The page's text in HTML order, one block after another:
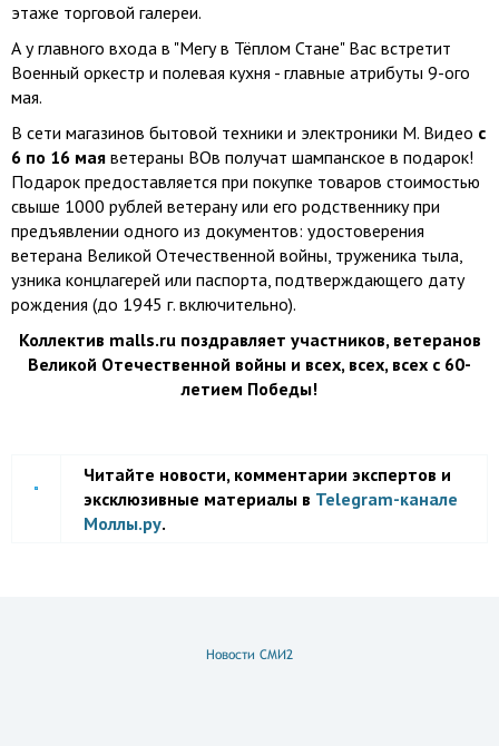
этаже торговой галереи.
А у главного входа в "Мегу в Тёплом Стане" Вас встретит
Военный оркестр и полевая кухня - главные атрибуты 9-ого
мая.
В сети магазинов бытовой техники и электроники М. Видео с
6 по 16 мая ветераны ВОв получат шампанское в подарок!
Подарок предоставляется при покупке товаров стоимостью
свыше 1000 рублей ветерану или его родственнику при
предъявлении одного из документов: удостоверения
ветерана Великой Отечественной войны, труженика тыла,
узника концлагерей или паспорта, подтверждающего дату
рождения (до 1945 г. включительно).
Коллектив malls.ru поздравляет участников, ветеранов
Великой Отечественной войны и всех, всех, всех с 60-
летием Победы!
Читайте новости, комментарии экспертов и
эксклюзивные материалы в Telegram-канале
Моллы.ру.
Новости СМИ2